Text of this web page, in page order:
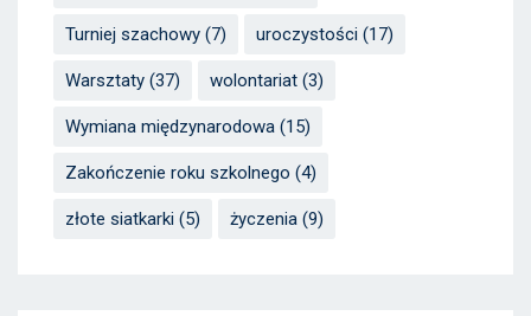
Turniej szachowy (7) uroczystości (17)
Warsztaty (37) wolontariat (3)
Wymiana międzynarodowa (15)
Zakończenie roku szkolnego (4)
złote siatkarki (5) życzenia (9)